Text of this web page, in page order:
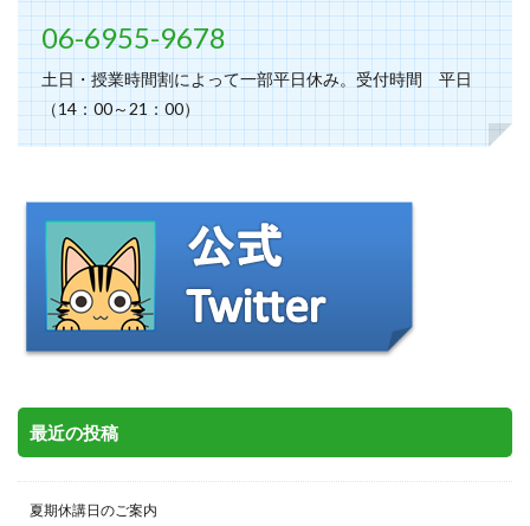
06-6955-9678
土日・授業時間割によって一部平日休み。受付時間 平日
（14：00～21：00）
最近の投稿
夏期休講日のご案内